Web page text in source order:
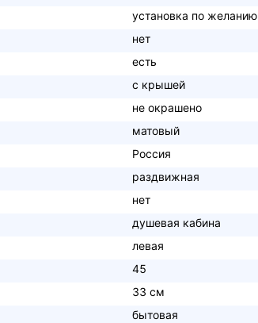
установка по желанию
нет
есть
c крышей
не окрашено
матовый
Россия
раздвижная
нет
душевая кабина
левая
45
33 см
бытовая